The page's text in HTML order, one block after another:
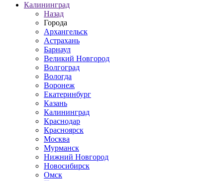
Калининград
Назад
Города
Архангельск
Астрахань
Барнаул
Великий Новгород
Волгоград
Вологда
Воронеж
Екатеринбург
Казань
Калининград
Краснодар
Красноярск
Москва
Мурманск
Нижний Новгород
Новосибирск
Омск